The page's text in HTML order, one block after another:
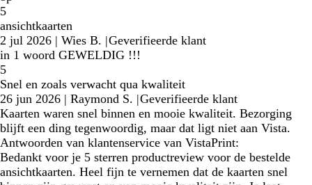
5
ansichtkaarten
2 jul 2026 | Wies B. |Geverifieerde klant
in 1 woord GEWELDIG !!!
5
Snel en zoals verwacht qua kwaliteit
26 jun 2026 | Raymond S. |Geverifieerde klant
Kaarten waren snel binnen en mooie kwaliteit. Bezorging
blijft een ding tegenwoordig, maar dat ligt niet aan Vista.
Antwoorden van klantenservice van VistaPrint:
Bedankt voor je 5 sterren productreview voor de bestelde
ansichtkaarten. Heel fijn te vernemen dat de kaarten snel